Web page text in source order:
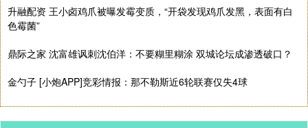
升融配资 王小卤鸡爪被曝发霉变质，“开袋发现鸡爪发黑，表面有白
色霉菌”
鼎际之家 沈富雄讽刺沈伯洋：不要糊里糊涂 双城论坛成渗透破口？
金勺子 [小炮APP]竞彩情报：那不勒斯近6轮联赛仅失4球